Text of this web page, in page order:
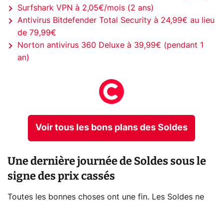
Surfshark VPN à 2,05€/mois (2 ans)
Antivirus Bitdefender Total Security à 24,99€ au lieu
de 79,99€
Norton antivirus 360 Deluxe à 39,99€ (pendant 1
an)
Voir tous les bons plans des Soldes
Une dernière journée de Soldes sous le
signe des prix cassés
Toutes les bonnes choses ont une fin. Les Soldes ne